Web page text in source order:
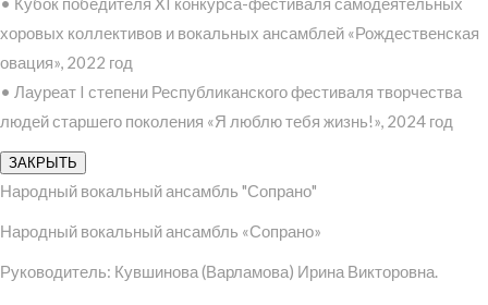
хоровых коллективов и вокальных ансамблей «Рождественская
овация», 2022 год
• Лауреат I степени Республиканского фестиваля творчества
людей старшего поколения «Я люблю тебя жизнь!», 2024 год
ЗАКРЫТЬ
Народный вокальный ансамбль "Сопрано"
Народный вокальный ансамбль «Сопрано»
Руководитель: Кувшинова (Варламова) Ирина Викторовна.